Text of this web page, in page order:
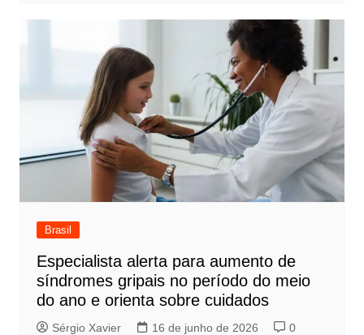
Brasil
Especialista alerta para aumento de
síndromes gripais no período do meio
do ano e orienta sobre cuidados
Sérgio Xavier 16 de junho de 2026 0